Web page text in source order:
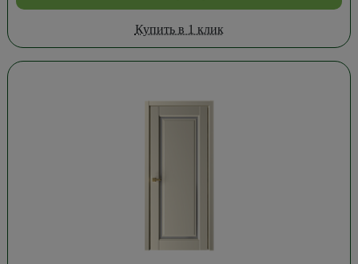
Купить в 1 клик